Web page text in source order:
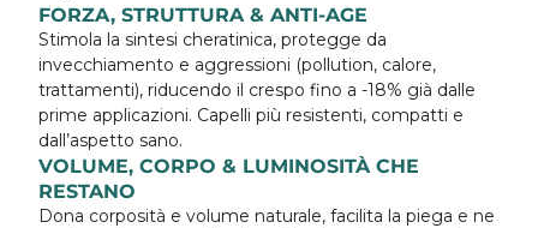
FORZA, STRUTTURA & ANTI-AGE
Stimola la sintesi cheratinica, protegge da
invecchiamento e aggressioni (pollution, calore,
trattamenti), riducendo il crespo fino a -18% già dalle
prime applicazioni. Capelli più resistenti, compatti e
dall’aspetto sano.
VOLUME, CORPO & LUMINOSITÀ CHE
RESTANO
Dona corposità e volume naturale, facilita la piega e ne